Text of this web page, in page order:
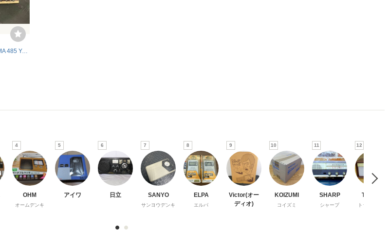
八欧電機 ラジオ 5MA 485 YAOU 真空管ラジオ レトロ
4
OHM
オームデンキ
5
アイワ
6
日立
7
SANYO
サンヨウデンキ
8
ELPA
エルパ
9
Victor(オー
ディオ)
10
KOIZUMI
コイズミ
11
SHARP
シャープ
12
TRIODE
トライオード